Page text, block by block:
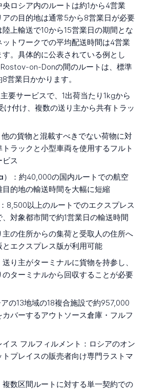
ロシア内のルートは約1から4営業
アの目的地は通常5から8営業日が必要
上輸送で10から15営業日の期間とな
ットワークでの平均配送時間は4営業
。具体的に公表されている例とし
on-Donの間のルートは、標準
営業日かかります。
主要サービスで、1出荷当たり1kgから
け付け、複数の送り主から共有トラッ
他の貨物と混載すべきでない荷物に対
トラックと小型車両を使用するフルト
ビス
： 約40,000の国内ルートでの航空
的地の輸送時間を大幅に短縮
8,500以上のルートでのエクスプレス
対象都市間で約1営業日の輸送時間
主の住所からの集荷と受取人の住所へ
エクスプレス版が利用可能
送り主がターミナルに貨物を持参し、
のターミナルから回収することが必要
の13地域の18複合施設で約957,000
バーするアウトソース倉庫・フルフ
ス フルフィルメント： ロシアのオン
トプレイスの販売者向け専門ラストマ
複数区間ルートに対する単一契約での